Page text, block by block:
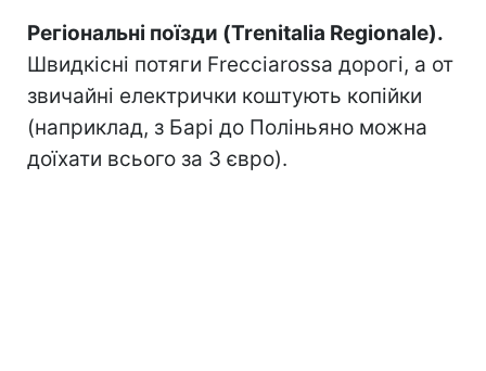
Регіональні поїзди (Trenitalia Regionale).
Швидкісні потяги Frecciarossa дорогі, а от
звичайні електрички коштують копійки
(наприклад, з Барі до Поліньяно можна
доїхати всього за 3 євро).